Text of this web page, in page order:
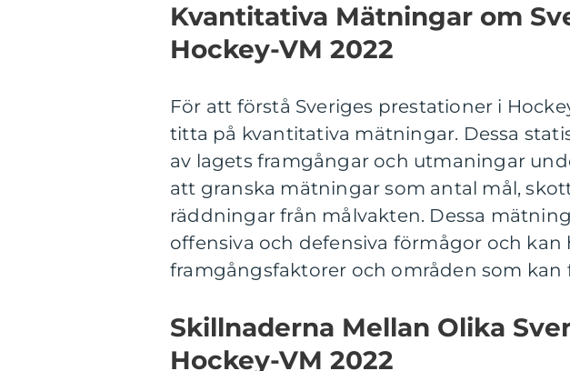
Kvantitativa Mätningar om
Hockey-VM 2022
För att förstå Sveriges prestationer i
titta på kvantitativa mätningar. Dessa
av lagets framgångar och utmaningar
att granska mätningar som antal mål,
räddningar från målvakten. Dessa
offensiva och defensiva förmågor och kan
framgångsfaktorer och områden som kan
Skillnaderna Mellan Olika
Hockey-VM 2022